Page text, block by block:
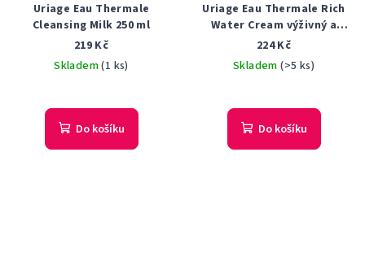
Uriage Eau Thermale
Cleansing Milk 250 ml
219 Kč
Skladem(1 ks)
Do košíku
Uriage Eau Thermale Rich
Water Cream výživný a
hydratační krém pro
suchou až velmi suchou
pleť 40 ml
224 Kč
Skladem(>5 ks)
Do košíku